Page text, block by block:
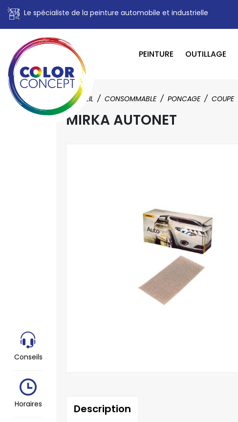
Le spécialiste de la peinture automobile et industrielle
PEINTURE OUTILLAGE
ACCUEIL CONSOMMABLE PONCAGE COUPE
MIRKA AUTONET
Description
Conseils
Horaires